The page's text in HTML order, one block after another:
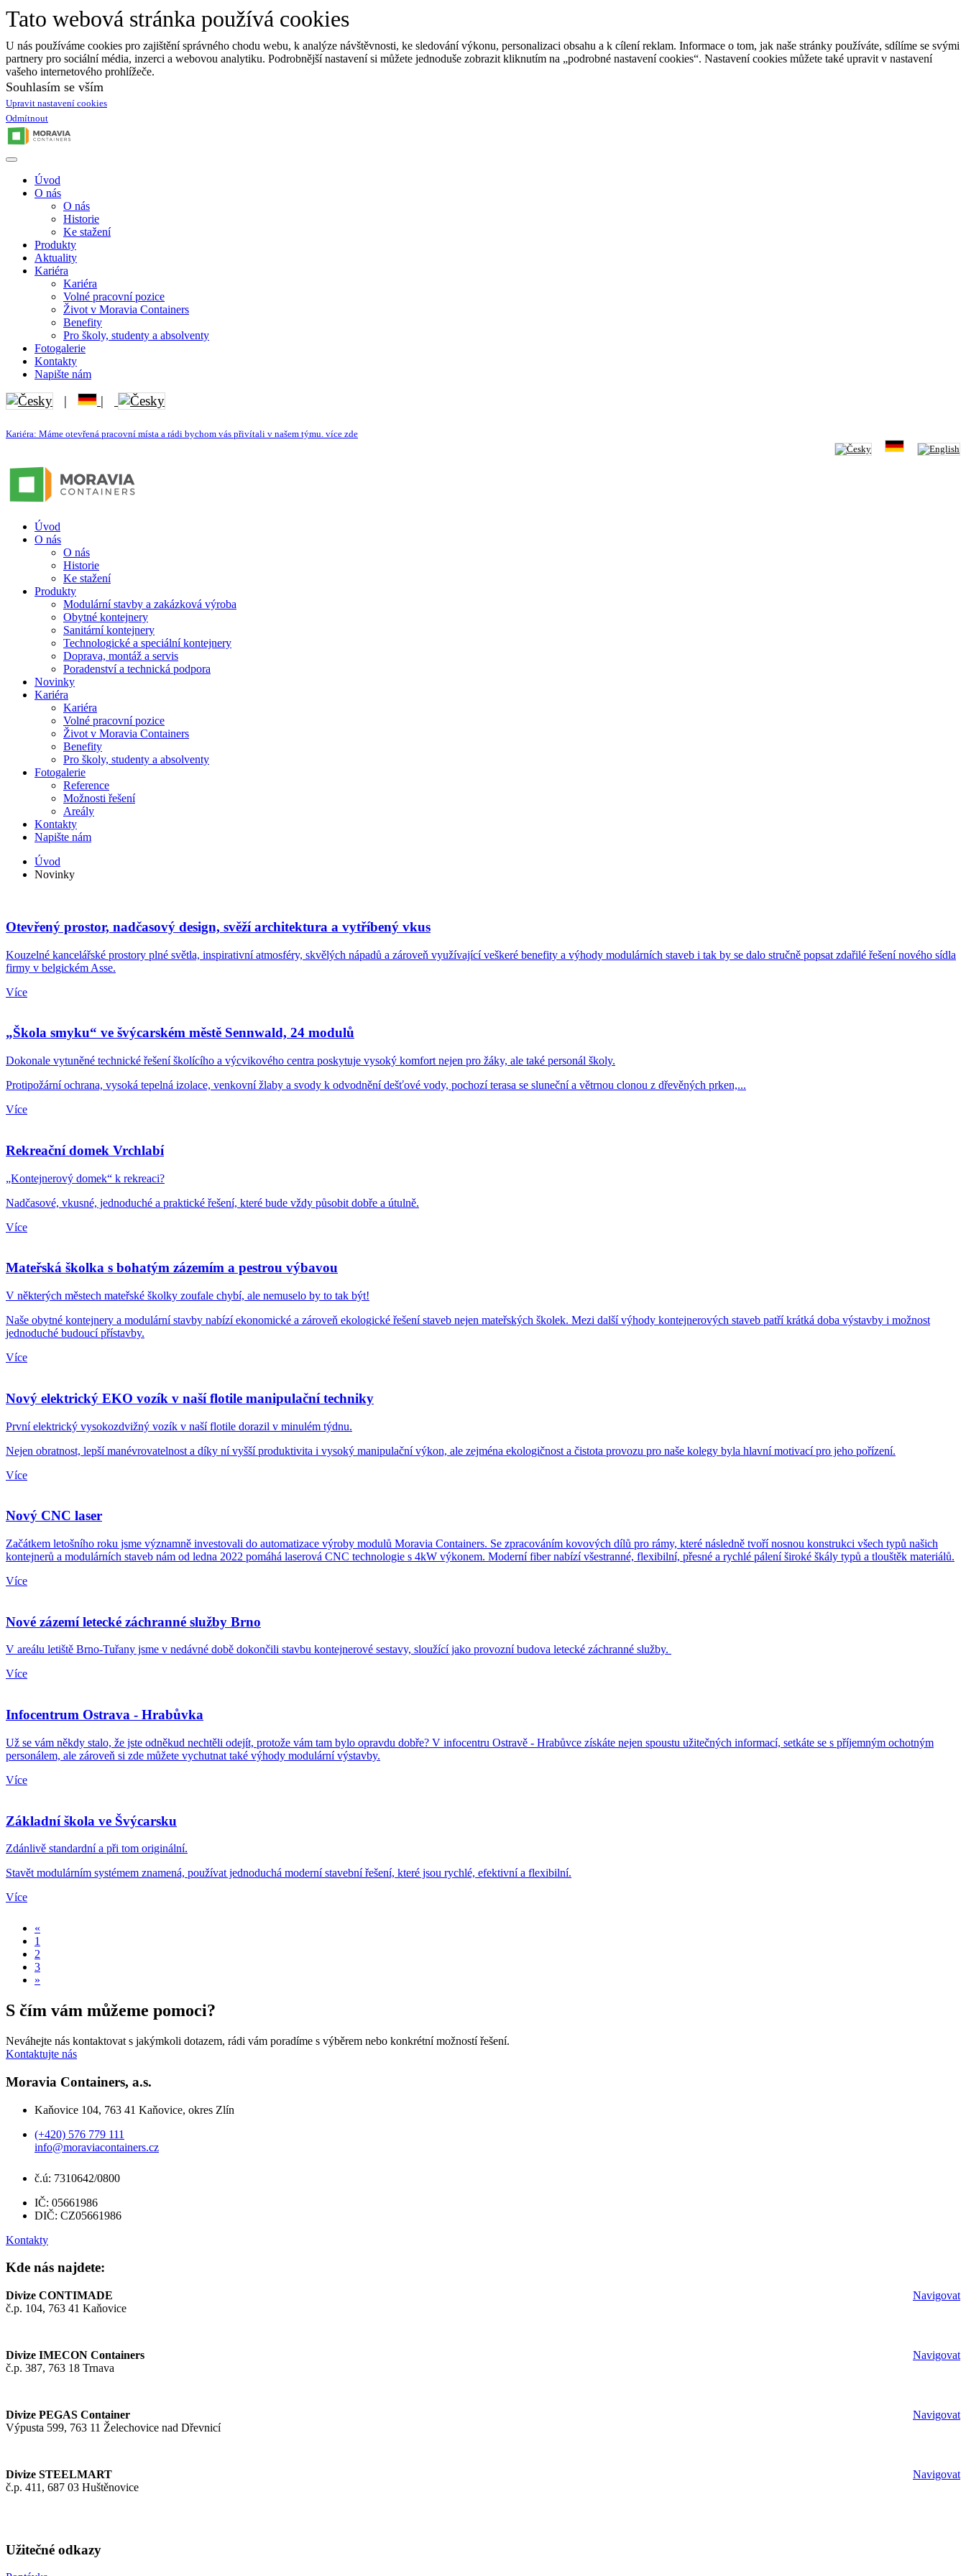
Tato webová stránka používá cookies
U nás používáme cookies pro zajištění správného chodu webu, k analýze návštěvnosti, ke sledování výkonu, personalizaci obsahu a k cílení reklam. Informace o tom, jak naše stránky používáte, sdílíme se svými
partnery pro sociální média, inzerci a webovou analytiku. Podrobnější nastavení si můžete jednoduše zobrazit kliknutím na „podrobné nastavení cookies“. Nastavení cookies můžete také upravit v nastavení
vašeho internetového prohlížeče.
Souhlasím se vším
Upravit nastavení cookies
Odmítnout
Úvod
O nás
O nás
Historie
Ke stažení
Produkty
Aktuality
Kariéra
Kariéra
Volné pracovní pozice
Život v Moravia Containers
Benefity
Pro školy, studenty a absolventy
Fotogalerie
Kontakty
Napište nám
| |
Kariéra: Máme otevřená pracovní místa a rádi bychom vás přivítali v našem týmu. více zde
Úvod
O nás
O nás
Historie
Ke stažení
Produkty
Modulární stavby a zakázková výroba
Obytné kontejnery
Sanitární kontejnery
Technologické a speciální kontejnery
Doprava, montáž a servis
Poradenství a technická podpora
Novinky
Kariéra
Kariéra
Volné pracovní pozice
Život v Moravia Containers
Benefity
Pro školy, studenty a absolventy
Fotogalerie
Reference
Možnosti řešení
Areály
Kontakty
Napište nám
Úvod
Novinky
Otevřený prostor, nadčasový design, svěží architektura a vytříbený vkus
Kouzelné kancelářské prostory plné světla, inspirativní atmosféry, skvělých nápadů a zároveň využívající veškeré benefity a výhody modulárních staveb i tak by se dalo stručně popsat zdařilé řešení nového sídla
firmy v belgickém Asse.
Více
„Škola smyku“ ve švýcarském městě Sennwald, 24 modulů
Dokonale vytuněné technické řešení školícího a výcvikového centra poskytuje vysoký komfort nejen pro žáky, ale také personál školy.
Protipožární ochrana, vysoká tepelná izolace, venkovní žlaby a svody k odvodnění dešťové vody, pochozí terasa se sluneční a větrnou clonou z dřevěných prken,...
Více
Rekreační domek Vrchlabí
„Kontejnerový domek“ k rekreaci?
Nadčasové, vkusné, jednoduché a praktické řešení, které bude vždy působit dobře a útulně.
Více
Mateřská školka s bohatým zázemím a pestrou výbavou
V některých městech mateřské školky zoufale chybí, ale nemuselo by to tak být!
Naše obytné kontejnery a modulární stavby nabízí ekonomické a zároveň ekologické řešení staveb nejen mateřských školek. Mezi další výhody kontejnerových staveb patří krátká doba výstavby i možnost
jednoduché budoucí přístavby.
Více
Nový elektrický EKO vozík v naší flotile manipulační techniky
První elektrický vysokozdvižný vozík v naší flotile dorazil v minulém týdnu.
Nejen obratnost, lepší manévrovatelnost a díky ní vyšší produktivita i vysoký manipulační výkon, ale zejména ekologičnost a čistota provozu pro naše kolegy byla hlavní motivací pro jeho pořízení.
Více
Nový CNC laser
Začátkem letošního roku jsme významně investovali do automatizace výroby modulů Moravia Containers. Se zpracováním kovových dílů pro rámy, které následně tvoří nosnou konstrukci všech typů našich
kontejnerů a modulárních staveb nám od ledna 2022 pomáhá laserová CNC technologie s 4kW výkonem. Moderní fiber nabízí všestranné, flexibilní, přesné a rychlé pálení široké škály typů a tlouštěk materiálů.
Více
Nové zázemí letecké záchranné služby Brno
V areálu letiště Brno-Tuřany jsme v nedávné době dokončili stavbu kontejnerové sestavy, sloužící jako provozní budova letecké záchranné služby.
Více
Infocentrum Ostrava - Hrabůvka
Už se vám někdy stalo, že jste odněkud nechtěli odejít, protože vám tam bylo opravdu dobře? V infocentru Ostravě - Hrabůvce získáte nejen spoustu užitečných informací, setkáte se s příjemným ochotným
personálem, ale zároveň si zde můžete vychutnat také výhody modulární výstavby.
Více
Základní škola ve Švýcarsku
Zdánlivě standardní a při tom originální.
Stavět modulárním systémem znamená, používat jednoduchá moderní stavební řešení, které jsou rychlé, efektivní a flexibilní.
Více
«
1
2
3
»
S čím vám můžeme pomoci?
Neváhejte nás kontaktovat s jakýmkoli dotazem, rádi vám poradíme s výběrem nebo konkrétní možností řešení.
Kontaktujte nás
Moravia Containers, a.s.
Kaňovice 104, 763 41 Kaňovice, okres Zlín
(+420) 576 779 111
info@moraviacontainers.cz
č.ú: 7310642/0800
IČ: 05661986
DIČ: CZ05661986
Kontakty
Kde nás najdete:
Navigovat
Divize CONTIMADE
č.p. 104, 763 41 Kaňovice
Navigovat
Divize IMECON Containers
č.p. 387, 763 18 Trnava
Navigovat
Divize PEGAS Container
Výpusta 599, 763 11 Želechovice nad Dřevnicí
Navigovat
Divize STEELMART
č.p. 411, 687 03 Huštěnovice
Užitečné odkazy